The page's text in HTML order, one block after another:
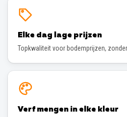
Elke dag lage prijzen
Topkwaliteit voor bodemprijzen,
Verf mengen in elke kleur